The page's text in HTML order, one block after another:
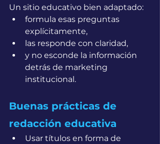
Un sitio educativo bien adaptado:
formula esas preguntas
explícitamente,
las responde con claridad,
y no esconde la información
detrás de marketing
institucional.
Buenas prácticas de
redacción educativa
Usar títulos en forma de